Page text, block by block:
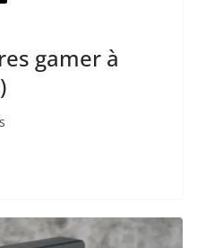
gamer à